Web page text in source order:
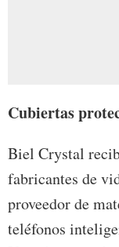
Cubiertas
Biel Crystal
fabricantes de
proveedor de
teléfonos